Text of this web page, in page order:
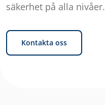
säkerhet på alla nivåer.
Kontakta oss